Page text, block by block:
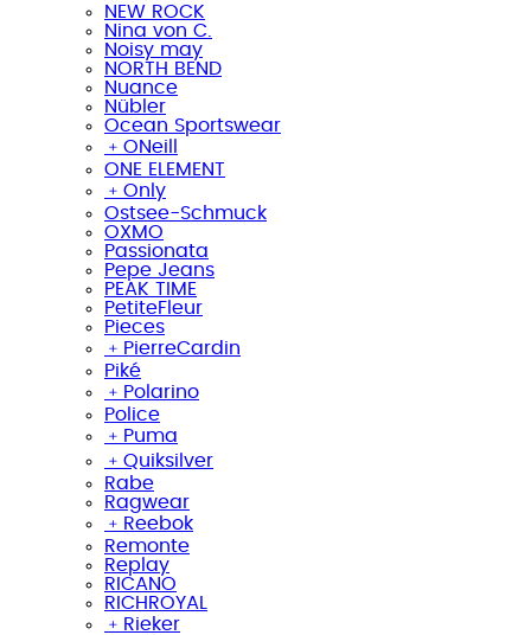
NEW ROCK
Nina von C.
Noisy may
NORTH BEND
Nuance
Nübler
Ocean Sportswear
﹢ ONeill
ONE ELEMENT
﹢ Only
Ostsee-Schmuck
OXMO
Passionata
Pepe Jeans
PEAK TIME
PetiteFleur
Pieces
﹢ PierreCardin
Piké
﹢ Polarino
Police
﹢ Puma
﹢ Quiksilver
Rabe
Ragwear
﹢ Reebok
Remonte
Replay
RICANO
RICHROYAL
﹢ Rieker